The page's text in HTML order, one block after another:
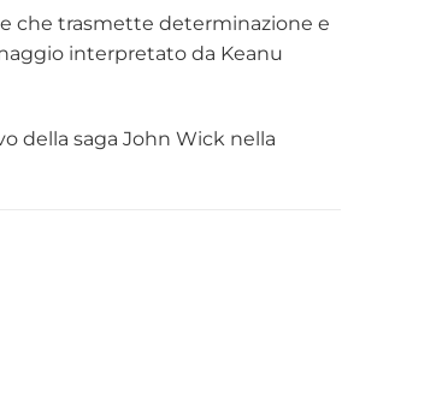
che trasmette determinazione e
interpretato da Keanu
della saga John Wick nella